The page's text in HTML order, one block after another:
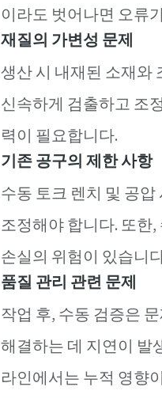
이라도 벗어나면 오류
재질의 가변성 문제
생산 시 내재된 소재와
신속하게 검출하고 조
력이 필요합니다.
기존 공구의 제한 사항
수동 토크 렌치 및 공
조정해야 합니다. 또한
손실의 위험이 있습니
품질 관리 관련 문제
작업 후, 수동 검증은
해결하는 데 지연이 발
라인에서는 누적 영향